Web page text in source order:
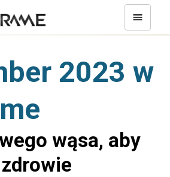
2023 w
wąsa, aby